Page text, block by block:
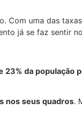
23% da população
nos seus quadros.